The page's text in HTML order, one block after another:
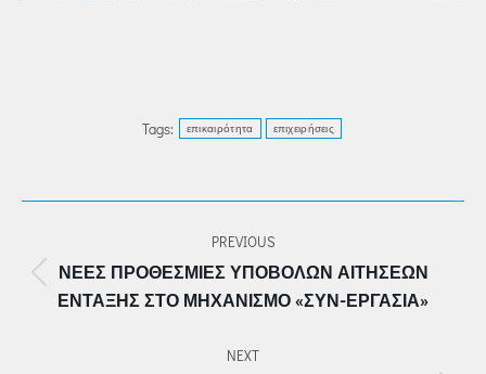
Tags: επικαιρότητα επιχειρήσεις
PREVIOUS
Previous
post:
ΝΈΕΣ ΠΡΟΘΕΣΜΊΕΣ ΥΠΟΒΟΛΏΝ ΑΙΤΉΣΕΩΝ
ΈΝΤΑΞΗΣ ΣΤΟ ΜΗΧΑΝΙΣΜΌ «ΣΥΝ-ΕΡΓΑΣΙΑ»
NEXT